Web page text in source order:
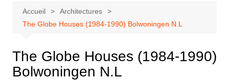
Accueil
Architectures
The Globe Houses (1984-1990) Bolwoningen N.L
The Globe Houses (1984-1990)
Bolwoningen N.L